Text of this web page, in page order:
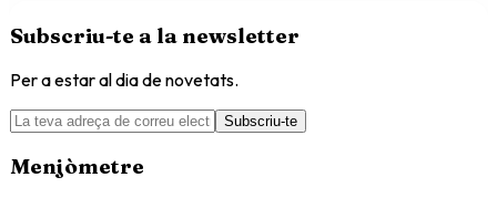
Subscriu-te a la newsletter
Per a estar al dia de novetats.
Subscriu-te
Menjòmetre